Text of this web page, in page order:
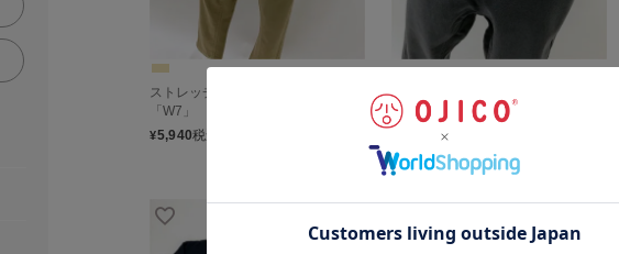
ストレッチテーパードパンツ
「W7」
¥5,940税込
ストレッチテーパードパンツ
「E5E6」
税込